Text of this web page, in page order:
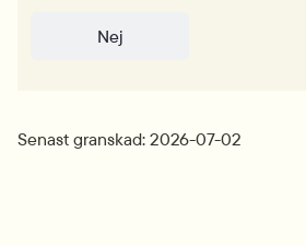
Nej
Senast granskad: 2026-07-02